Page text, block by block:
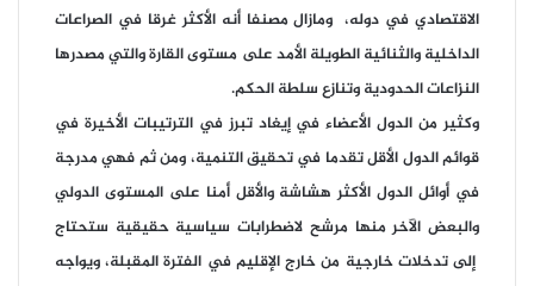
الاقتصادي في دوله، ومازال مصنفا أنه الأكثر غرقا في الصراعات
الداخلية والثنائية الطويلة الأمد على مستوى القارة والتي مصدرها
النزاعات الحدودية وتنازع سلطة الحكم.
وكثير من الدول الأعضاء في إيغاد تبرز في الترتيبات الأخيرة في
قوائم الدول الأقل تقدما في تحقيق التنمية، ومن ثم فهي مدرجة
في أوائل الدول الأكثر هشاشة والأقل أمنا على المستوى الدولي
والبعض الآخر منها مرشح لاضطرابات سياسية حقيقية ستحتاج
إلى تدخلات خارجية من خارج الإقليم في الفترة المقبلة، ويواجه